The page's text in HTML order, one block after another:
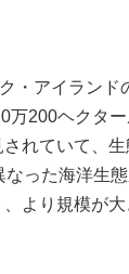
・アイラン
万200ヘクタ
れていて、
った海洋生
より規模が